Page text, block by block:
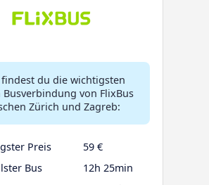
du die wichtigsten
Busverbindung von FlixBus
Zürich und Zagreb:
Preis
59 €
Bus
12h 25min